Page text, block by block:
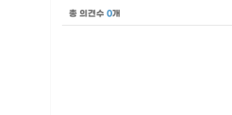
총 의견수 0개